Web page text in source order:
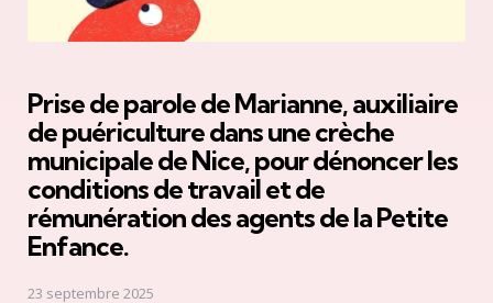
Prise de parole de Marianne, auxiliaire
de puériculture dans une crèche
municipale de Nice, pour dénoncer les
conditions de travail et de
rémunération des agents de la Petite
Enfance.
23 septembre 2025